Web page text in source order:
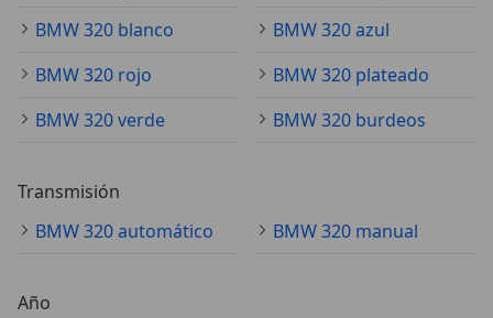
BMW 320 blanco
BMW 320 azul
BMW 320 rojo
BMW 320 plateado
BMW 320 verde
BMW 320 burdeos
Transmisión
BMW 320 automático
BMW 320 manual
Año